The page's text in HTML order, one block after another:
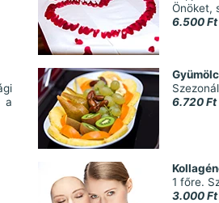
Önöket,
6.500 Ft
a
6.720 Ft
1 főre.
3.000 Ft